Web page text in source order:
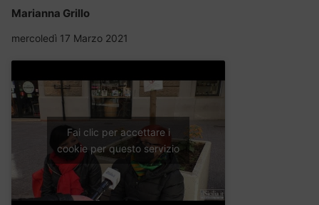
Marianna Grillo
mercoledì 17 Marzo 2021
Fai clic per accettare i
cookie per questo servizio